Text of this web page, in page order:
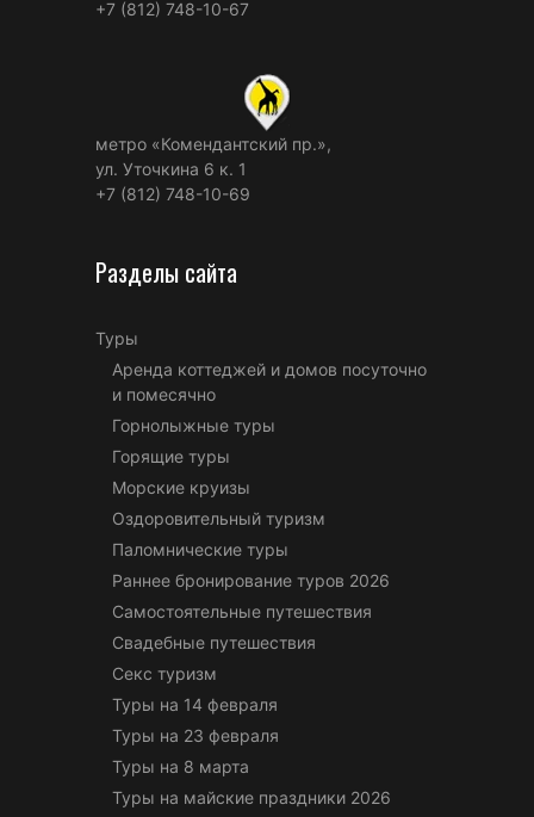
+7 (812) 748-10-67
метро «Комендантский пр.»,
ул. Уточкина 6 к. 1
+7 (812) 748-10-69
Разделы сайта
Туры
Аренда коттеджей и домов посуточно
и помесячно
Горнолыжные туры
Горящие туры
Морские круизы
Оздоровительный туризм
Паломнические туры
Раннее бронирование туров 2026
Самостоятельные путешествия
Свадебные путешествия
Секс туризм
Туры на 14 февраля
Туры на 23 февраля
Туры на 8 марта
Туры на майские праздники 2026